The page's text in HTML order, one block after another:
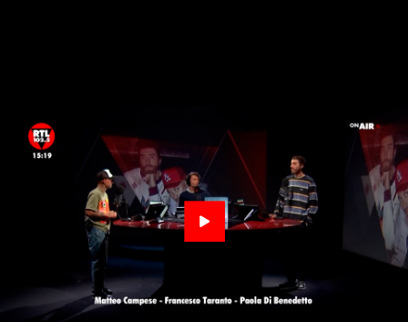
Play
Video